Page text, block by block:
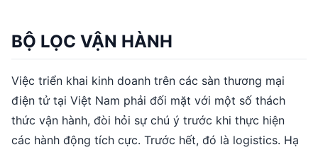
BỘ LỌC VẬN HÀNH
Việc triển khai kinh doanh trên các sàn thương mại
điện tử tại Việt Nam phải đối mặt với một số thách
thức vận hành, đòi hỏi sự chú ý trước khi thực hiện
các hành động tích cực. Trước hết, đó là logistics. Hạ